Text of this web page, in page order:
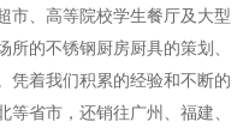
市、高等院校学生餐厅及大型
的不锈钢厨房厨具的策划、
凭着我们积累的经验和不断的
省市，还销往广州、福建、